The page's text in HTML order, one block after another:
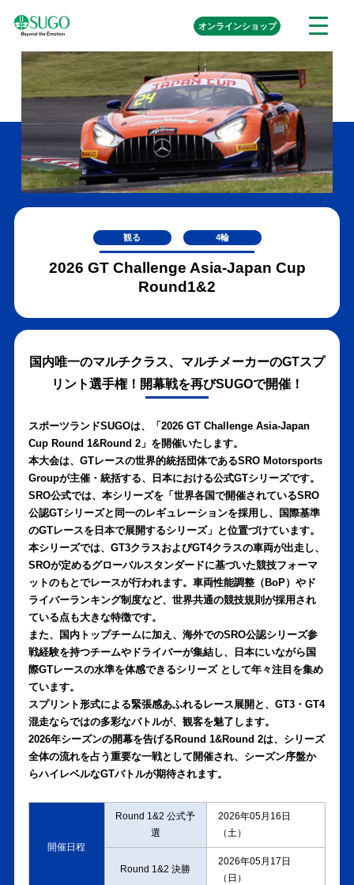
メ
ュ
ー
を
開
オンラインショップ外
部
ク
観る 4輪
2026 GT Challenge Asia-Japan Cup
Round1&2
国内唯一のマルチクラス、マルチメーカーのGTスプ
リント選手権！開幕戦を再びSUGOで開催！
スポーツランドSUGOは、「2026 GT Challenge Asia-Japan
Cup Round 1&Round 2」を開催いたします。
本大会は、GTレースの世界的統括団体であるSRO Motorsports
Groupが主催・統括する、日本における公式GTシリーズです。
SRO公式では、本シリーズを「世界各国で開催されているSRO
公認GTシリーズと同一のレギュレーションを採用し、国際基準
のGTレースを日本で展開するシリーズ」と位置づけています。
本シリーズでは、GT3クラスおよびGT4クラスの車両が出走し、
SROが定めるグローバルスタンダードに基づいた競技フォーマ
ットのもとでレースが行われます。車両性能調整（BoP）やド
ライバーランキング制度など、世界共通の競技規則が採用され
ている点も大きな特徴です。
また、国内トップチームに加え、海外でのSRO公認シリーズ参
戦経験を持つチームやドライバーが集結し、日本にいながら国
際GTレースの水準を体感できるシリーズ として年々注目を集め
ています。
スプリント形式による緊張感あふれるレース展開と、GT3・GT4
混走ならではの多彩なバトルが、観客を魅了します。
2026年シーズンの開幕を告げるRound 1&Round 2は、シリーズ
全体の流れを占う重要な一戦として開催され、シーズン序盤か
らハイレベルなGTバトルが期待されます。
開催日程
Round 1&2 公式予
選
2026年05月16日
（土）
Round 1&2 決勝
2026年05月17日
（日）